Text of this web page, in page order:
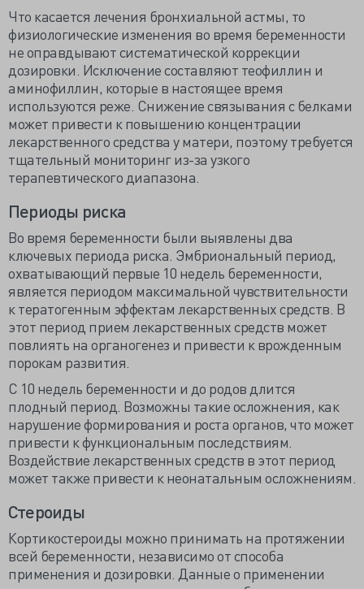
Что касается лечения бронхиальной астмы, то
физиологические изменения во время беременности
не оправдывают систематической коррекции
дозировки. Исключение составляют теофиллин и
аминофиллин, которые в настоящее время
используются реже. Снижение связывания с белками
может привести к повышению концентрации
лекарственного средства у матери, поэтому требуется
тщательный мониторинг из-за узкого
терапевтического диапазона.
Периоды риска
Во время беременности были выявлены два
ключевых периода риска. Эмбриональный период,
охватывающий первые 10 недель беременности,
является периодом максимальной чувствительности
к тератогенным эффектам лекарственных средств. В
этот период прием лекарственных средств может
повлиять на органогенез и привести к врожденным
порокам развития.
С 10 недель беременности и до родов длится
плодный период. Возможны такие осложнения, как
нарушение формирования и роста органов, что может
привести к функциональным последствиям.
Воздействие лекарственных средств в этот период
может также привести к неонатальным осложнениям.
Стероиды
Кортикостероиды можно принимать на протяжении
всей беременности, независимо от способа
применения и дозировки. Данные о применении